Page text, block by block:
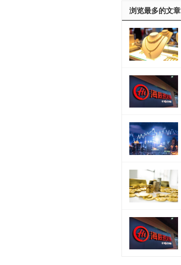
浏览最多的文章